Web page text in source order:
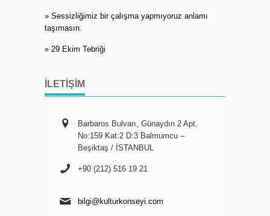
» Sessizliğimiz bir çalışma yapmıyoruz anlamı
taşımasın.
» 29 Ekim Tebriği
İLETIŞIM
Barbaros Bulvarı, Günaydın 2 Apt.
No:159 Kat:2 D:3 Balmumcu –
Beşiktaş / İSTANBUL
+90 (212) 516 19 21
bilgi@kulturkonseyi.com